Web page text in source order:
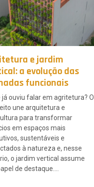
e jardim
a evolução das
funcionais
já ouviu falar em agritetura? O
une arquitetura e
para transformar
em espaços mais
sustentáveis e
à natureza e, nesse
o jardim vertical assume
de destaque….